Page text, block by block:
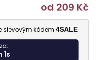
od 209 Kč
slevovým kódem 4SALE
0s